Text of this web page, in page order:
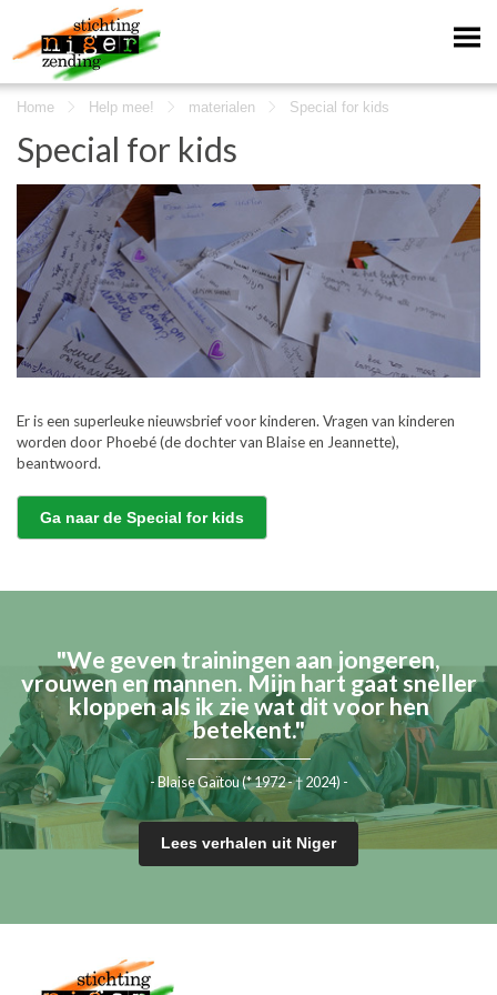
Home Help mee! materialen Special for kids
Special for kids
Er is een superleuke nieuwsbrief voor kinderen. Vragen van kinderen
worden door Phoebé (de dochter van Blaise en Jeannette),
beantwoord.
Ga naar de Special for kids
"We geven trainingen aan jongeren,
vrouwen en mannen. Mijn hart gaat sneller
kloppen als ik zie wat dit voor hen
betekent."
- Blaise Gaïtou (* 1972 - † 2024) -
Lees verhalen uit Niger